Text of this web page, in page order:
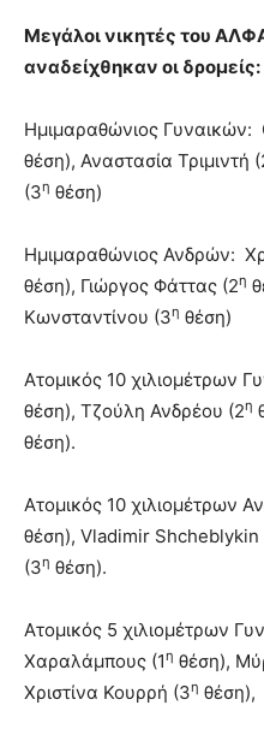
Μεγάλοι νικητές του
αναδείχθηκαν οι δρομείς:
Ημιμαραθώνιος
θέση), Αναστασία Τριμιντή
(3η θέση)
Ημιμαραθώνιος Ανδρών:
θέση), Γιώργος Φάττας (2η
Κωνσταντίνου (3η θέση)
Ατομικός 10 χιλιομέτρων
θέση), Τζούλη Ανδρέου (2η
θέση).
Ατομικός 10 χιλιομέτρων
θέση), Vladimir Shcheblykin
(3η θέση).
Ατομικός 5 χιλιομέτρων
Χαραλάμπους (1η θέση),
Χριστίνα Κουρρή (3η θέση),